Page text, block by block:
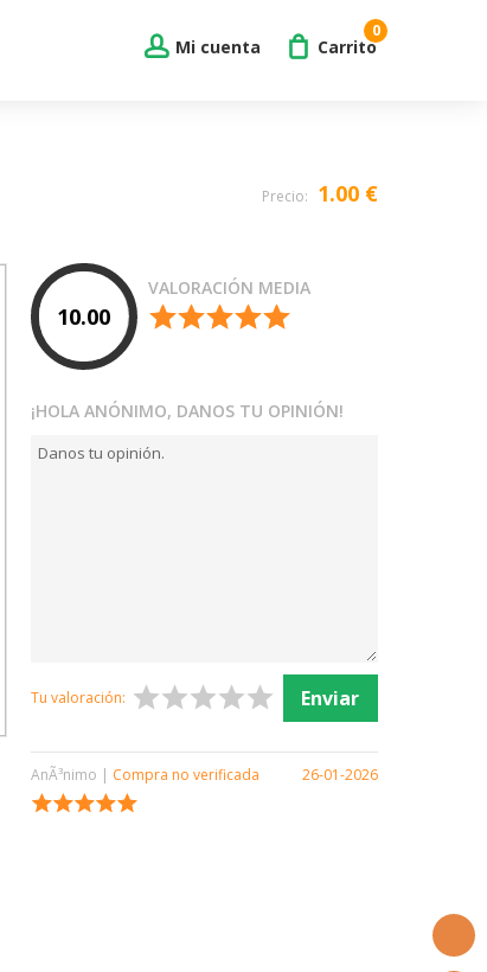
Carrito
0
Mi cuenta
Precio: 1.00 €
10.00
VALORACIÓN MEDIA
¡HOLA ANÓNIMO, DANOS TU OPINIÓN!
Tu valoración:
AnÃ³nimo | Compra no verificada 26-01-2026